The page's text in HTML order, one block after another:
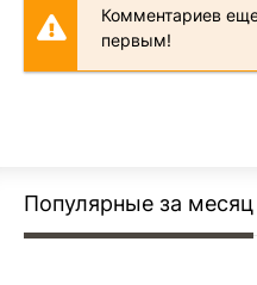
0005-05
0007-01
Комментариев
первым!
Популярные за месяц